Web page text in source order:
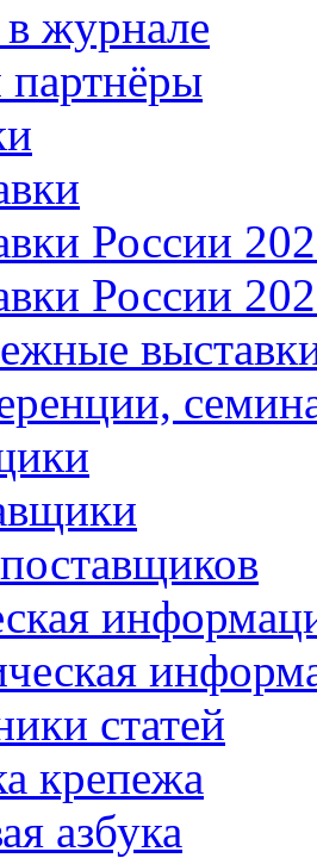
журнале
России
России
статей
крепежа
азбука